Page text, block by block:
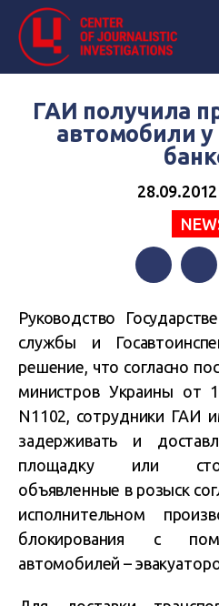
ГАИ получила
автомобили
Руководство
службы и
решение, что согласно
министров Украины от
N1102, сотрудники ГАИ
задерживать и
площадку или
объявленные в розыск
исполнительном
блокирования с
автомобилей –